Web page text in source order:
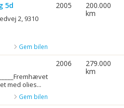
5d
2, 9310
Gem bilen
2005
200.000
km
med olies...
Gem bilen
2006
279.000
km